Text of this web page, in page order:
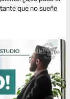
que no sueñe